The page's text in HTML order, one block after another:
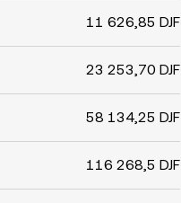
11 626,85 DJF
23 253,70 DJF
58 134,25 DJF
116 268,5 DJF